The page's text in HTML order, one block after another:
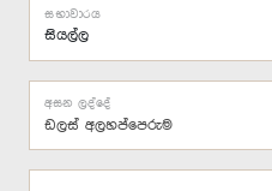
සභාවාරය
ඩලස් අලහප්පෙරුම
අසන ලද්දේ